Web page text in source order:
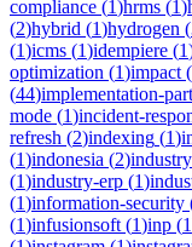
compliance (1)hrms (1)
(2)hybrid (1)hydrogen (
(1)icms (1)idempiere (1
optimization (1)impact (
(44)implementation-
mode (1)incident-
refresh (2)indexing (1)
(1)indonesia (2)industry
(1)industry-erp (1)
(1)information-security
(1)infusionsoft (1)inp (1